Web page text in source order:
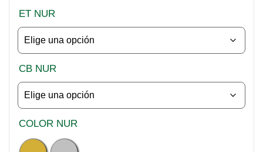
ET NUR
CB NUR
COLOR NUR